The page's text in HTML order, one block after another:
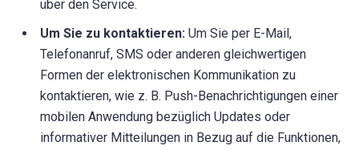
über den Service.
Um Sie zu kontaktieren: Um Sie per E-Mail,
Telefonanruf, SMS oder anderen gleichwertigen
Formen der elektronischen Kommunikation zu
kontaktieren, wie z. B. Push-Benachrichtigungen einer
mobilen Anwendung bezüglich Updates oder
informativer Mitteilungen in Bezug auf die Funktionen,